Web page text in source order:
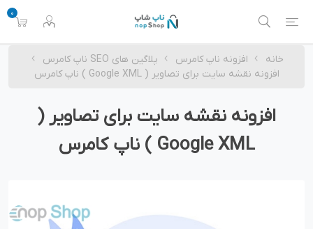
0
خانه افزونه ناپ کامرس
پلاگین های SEO ناپ کامرس
افزونه نقشه سایت برای تصاویر ( Google XML ) ناپ کامرس
افزونه نقشه سایت برای تصاویر (
Google XML ) ناپ کامرس